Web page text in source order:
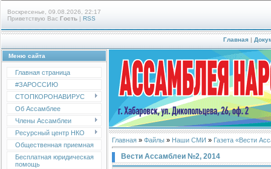
Воскресенье, 09.08.2026, 22:17
Приветствую Вас Гость | RSS
Главная |
Меню сайта
Главная страница
#ЗАРОССИЮ
СТОПКОРОНАВИРУС
Об Ассамблее
Члены Ассамблеи
Ресурсный центр НКО
Общественная приемная
Бесплатная юридическая
помощь
Главная » Файлы » Наши СМИ » Газета «Вести
Вести Ассамблеи №2, 2014